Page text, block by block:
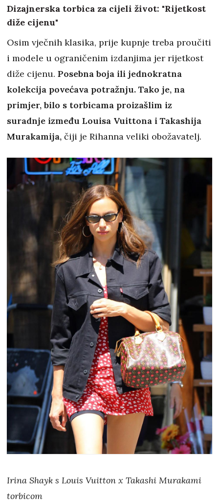
Dizajnerska torbica za cijeli život: "Rijetkost
diže cijenu"
Osim vječnih klasika, prije kupnje treba proučiti
i modele u ograničenim izdanjima jer rijetkost
diže cijenu. Posebna boja ili jednokratna
kolekcija povećava potražnju. Tako je, na
primjer, bilo s torbicama proizašlim iz
suradnje između Louisa Vuittona i Takashija
Murakamija, čiji je Rihanna veliki obožavatelj.
Irina Shayk s Louis Vuitton x Takashi Murakami
torbicom